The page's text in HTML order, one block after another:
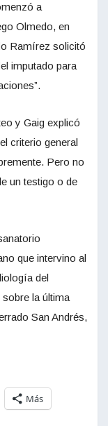
a
Olmedo, en
Ramírez solicitó
imputado para
y Gaig explicó
criterio general
Pero no
un testigo o de
que intervino al
del
la última
San Andrés,
Más